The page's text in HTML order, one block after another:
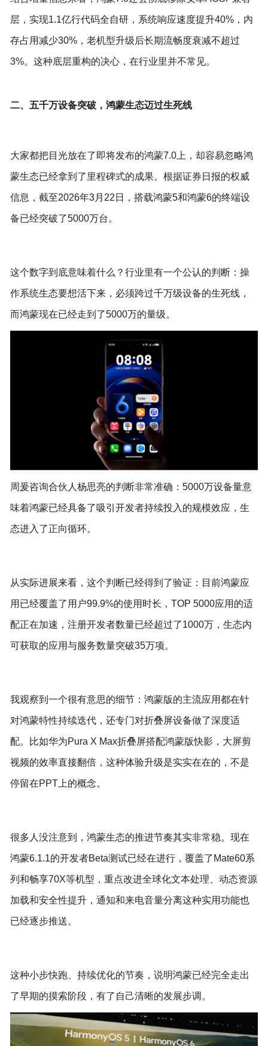
层，实现1.1亿行代码全自研，系统响应速度提升40%，内
存占用减少30%，老机型升级后长期流畅度衰减不超过
3%。这种底层重构的决心，在行业里并不常见。
二、五千万设备突破，鸿蒙生态迈过生死线
大家都把目光放在了即将发布的鸿蒙7.0上，却容易忽略鸿
蒙生态已经拿到了里程碑式的成果。根据证券日报的权威
信息，截至2026年3月22日，搭载鸿蒙5和鸿蒙6的终端设
备已经突破了5000万台。
这个数字到底意味着什么？行业里有一个公认的判断：操
作系统生态要想活下来，必须跨过千万级设备的生死线，
而鸿蒙现在已经走到了5000万的量级。
周爰咨询合伙人杨思亮的判断非常准确：5000万设备量意
味着鸿蒙已经具备了吸引开发者持续投入的规模效应，生
态进入了正向循环。
从实际进展来看，这个判断已经得到了验证：目前鸿蒙应
用已经覆盖了用户99.9%的使用时长，TOP 5000应用的适
配正在加速，注册开发者数量已经超过了1000万，生态内
可获取的应用与服务数量突破35万项。
我观察到一个很有意思的细节：鸿蒙版的主流应用都在针
对鸿蒙特性持续迭代，还专门对折叠屏设备做了深度适
配。比如华为Pura X Max折叠屏搭配鸿蒙版快影，大屏剪
视频的效率直接翻倍，这种体验升级是实实在在的，不是
停留在PPT上的概念。
很多人没注意到，鸿蒙生态的推进节奏其实非常稳。现在
鸿蒙6.1.1的开发者Beta测试已经在进行，覆盖了Mate60系
列和畅享70X等机型，重点改进全球化文本处理、动态资源
加载和安全性提升，通知和来电音量分离这种实用功能也
已经逐步推送。
这种小步快跑、持续优化的节奏，说明鸿蒙已经完全走出
了早期的摸索阶段，有了自己清晰的发展步调。